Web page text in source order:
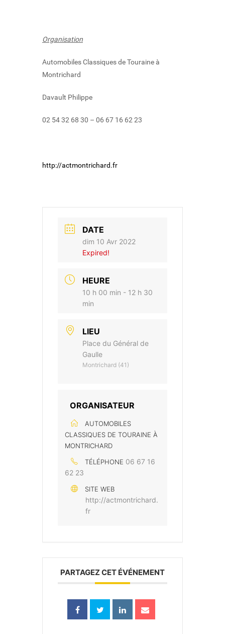
Organisation
Automobiles Classiques de Touraine à
Montrichard
Davault Philippe
02 54 32 68 30 – 06 67 16 62 23
http://actmontrichard.fr
DATE
dim 10 Avr 2022
Expired!
HEURE
10 h 00 min - 12 h 30
min
LIEU
Place du Général de
Gaulle
Montrichard (41)
ORGANISATEUR
AUTOMOBILES
CLASSIQUES DE TOURAINE À
MONTRICHARD
TÉLÉPHONE 06 67 16
62 23
SITE WEB
http://actmontrichard.
fr
PARTAGEZ CET ÉVÉNEMENT